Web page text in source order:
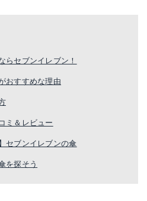
らセブンイレブン！
おすすめな理由
ミ＆レビュー
セブンイレブンの傘
を探そう